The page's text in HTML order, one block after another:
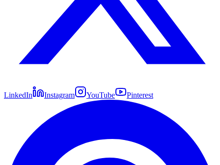
LinkedIn Instagram YouTube Pinterest